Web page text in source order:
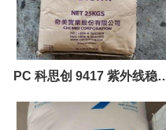
PC 科思创 9417 紫外线稳定
剂工程塑料原料